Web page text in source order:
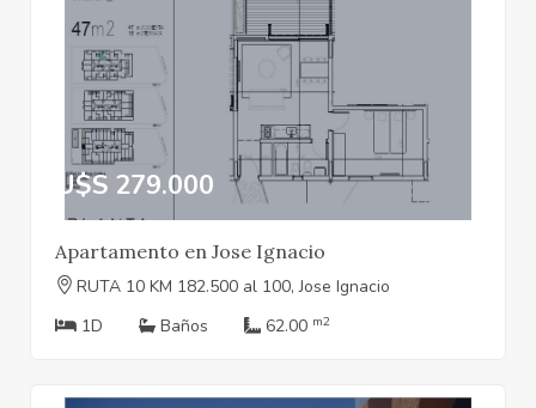
U$S 279.000
Apartamento en Jose Ignacio
RUTA 10 KM 182.500 al 100, Jose Ignacio
1D
Baños 62.00 m2